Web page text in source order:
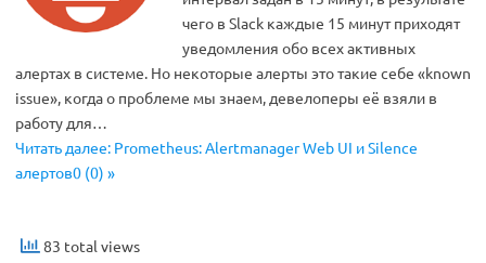
чего в Slack каждые 15 минут приходят
уведомления обо всех активных
алертах в системе. Но некоторые алерты это такие себе «known
issue», когда о проблеме мы знаем, девелоперы её взяли в
работу для…
Читать далее: Prometheus: Alertmanager Web UI и Silence
алертов0 (0) »
83 total views